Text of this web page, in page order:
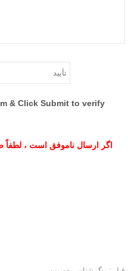
& Click Submit to verify
اگر ارسال ناموفق است ، لطفاً